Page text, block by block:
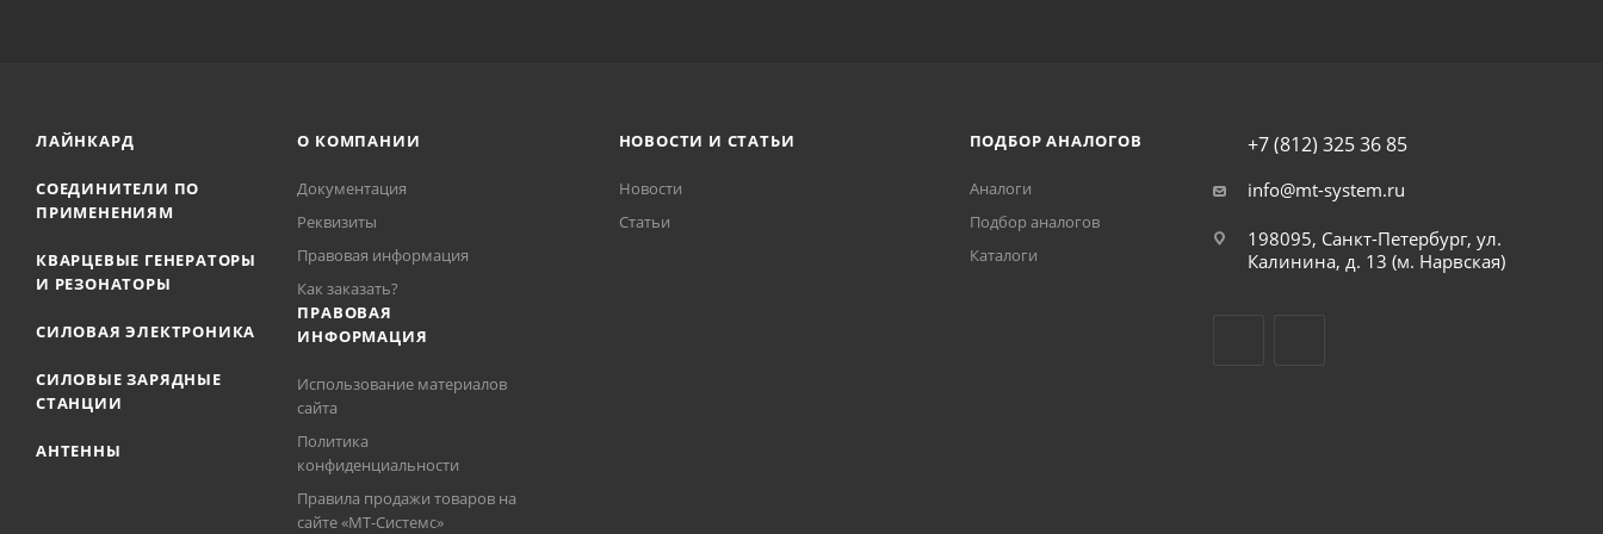
ЛАЙНКАРД
СОЕДИНИТЕЛИ ПО
ПРИМЕНЕНИЯМ
КВАРЦЕВЫЕ ГЕНЕРАТОРЫ
И РЕЗОНАТОРЫ
СИЛОВАЯ ЭЛЕКТРОНИКА
СИЛОВЫЕ ЗАРЯДНЫЕ
СТАНЦИИ
АНТЕННЫ
О КОМПАНИИ
Документация
Реквизиты
Правовая информация
Как заказать?
ПРАВОВАЯ
ИНФОРМАЦИЯ
Использование материалов
сайта
Политика
конфиденциальности
Правила продажи товаров на
сайте «МТ-Системс»
НОВОСТИ И СТАТЬИ
Новости
Статьи
ПОДБОР АНАЛОГОВ
Аналоги
Подбор аналогов
Каталоги
+7 (812) 325 36 85
info@mt-system.ru
198095, Санкт-Петербург, ул.
Калинина, д. 13 (м. Нарвская)